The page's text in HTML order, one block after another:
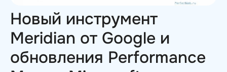
Новый инструмент
Meridian от Google и
обновления Performance